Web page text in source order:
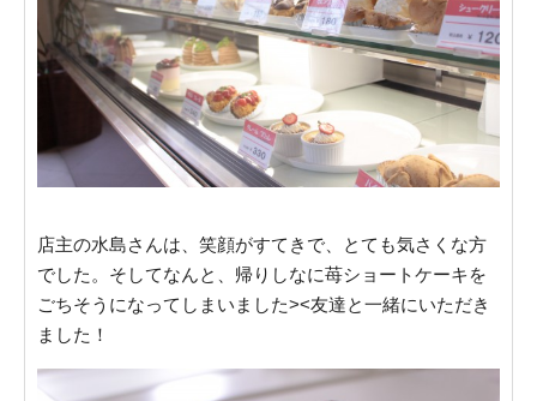
店主の水島さんは、笑顔がすてきで、とても気さくな方
でした。そしてなんと、帰りしなに苺ショートケーキを
ごちそうになってしまいました><友達と一緒にいただき
ました！